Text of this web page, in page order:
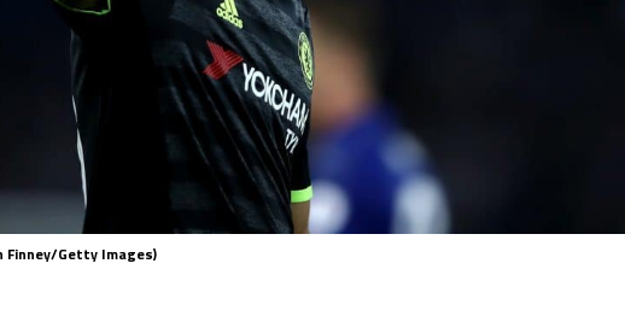
Finney/Getty Images)